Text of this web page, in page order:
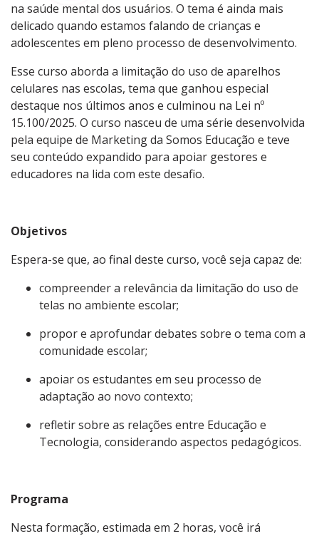
na saúde mental dos usuários. O tema é ainda mais
delicado quando estamos falando de crianças e
adolescentes em pleno processo de desenvolvimento.
Esse curso aborda a limitação do uso de aparelhos
celulares nas escolas, tema que ganhou especial
destaque nos últimos anos e culminou na Lei nº
15.100/2025. O curso nasceu de uma série desenvolvida
pela equipe de Marketing da Somos Educação e teve
seu conteúdo expandido para apoiar gestores e
educadores na lida com este desafio.
Objetivos
Espera-se que, ao final deste curso, você seja capaz de:
compreender a relevância da limitação do uso de
telas no ambiente escolar;
propor e aprofundar debates sobre o tema com a
comunidade escolar;
apoiar os estudantes em seu processo de
adaptação ao novo contexto;
refletir sobre as relações entre Educação e
Tecnologia, considerando aspectos pedagógicos.
Programa
Nesta formação, estimada em 2 horas, você irá